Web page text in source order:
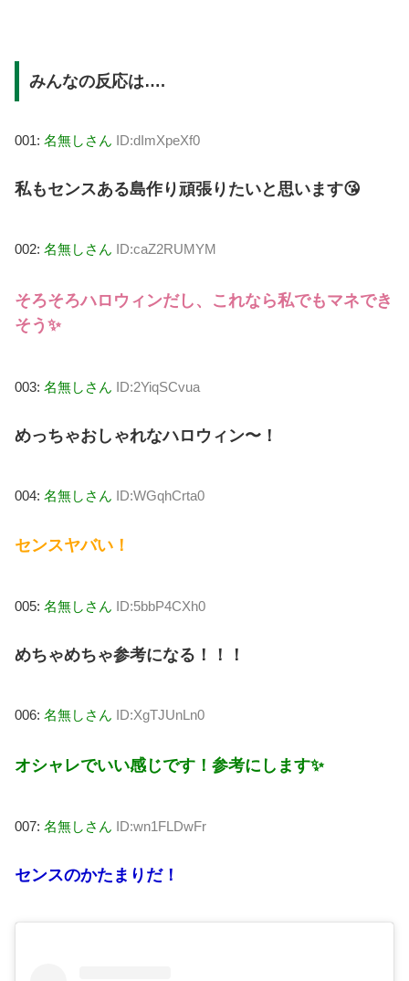
みんなの反応は….
001: 名無しさん ID:dImXpeXf0
私もセンスある島作り頑張りたいと思います😘
002: 名無しさん ID:caZ2RUMYM
そろそろハロウィンだし、これなら私でもマネでき
そう✨
003: 名無しさん ID:2YiqSCvua
めっちゃおしゃれなハロウィン〜！
004: 名無しさん ID:WGqhCrta0
センスヤバい！
005: 名無しさん ID:5bbP4CXh0
めちゃめちゃ参考になる！！！
006: 名無しさん ID:XgTJUnLn0
オシャレでいい感じです！参考にします✨
007: 名無しさん ID:wn1FLDwFr
センスのかたまりだ！